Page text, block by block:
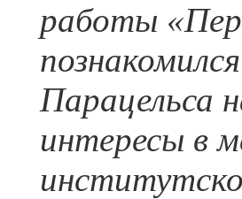
работы
Парацельса
интересы в